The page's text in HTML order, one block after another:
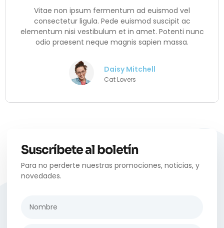
Vitae non ipsum fermentum ad euismod vel
consectetur ligula. Pede euismod suscipit ac
elementum nisi vestibulum et in amet. Potenti nunc
odio praesent neque magnis sapien massa.
Daisy Mitchell
Cat Lovers
Suscríbete al boletín
Para no perderte nuestras promociones, noticias, y
novedades.